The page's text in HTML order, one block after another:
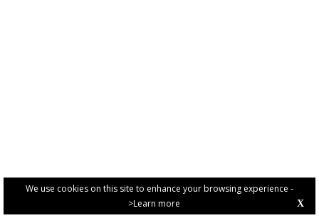
We use cookies on this site to enhance your browsing experience -
>Learn more
X